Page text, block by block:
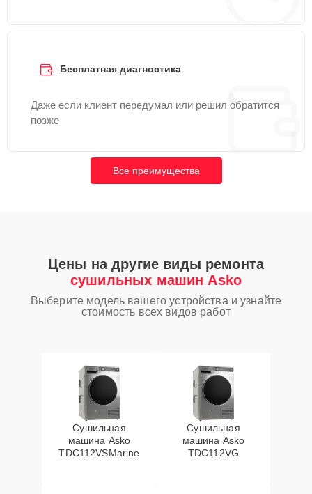
Бесплатная диагностика
Даже если клиент передумал или решил обратится
позже
Все преимущества
Цены на другие виды ремонта
сушильных машин Asko
Выберите модель вашего устройства и узнайте
стоимость всех видов работ
Сушильная
машина Asko
TDC112VSMarine
Сушильная
машина Asko
TDC112VG